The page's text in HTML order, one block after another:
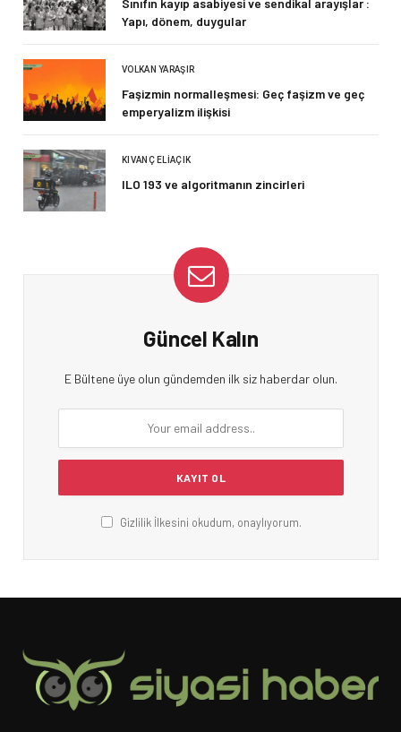
Yapı, dönem, duygular
VOLKAN YARAŞIR
Faşizmin normalleşmesi: Geç faşizm ve geç
emperyalizm ilişkisi
KIVANÇ ELIAÇIK
ILO 193 ve algoritmanın zincirleri
Güncel Kalın
E Bültene üye olun gündemden ilk siz haberdar olun.
Gizlilik İlkesini okudum, onaylıyorum.